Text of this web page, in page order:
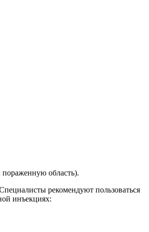
пораженную область).
рекомендуют пользоваться
инъекциях: